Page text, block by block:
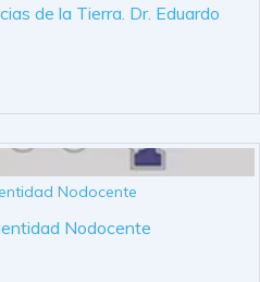
de la Tierra. Dr. Eduardo
Nodocente